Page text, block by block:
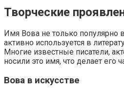
Творческие
Имя Вова не только популярно
активно используется в
Многие известные писатели,
носили это имя, что делает его
Вова в искусстве